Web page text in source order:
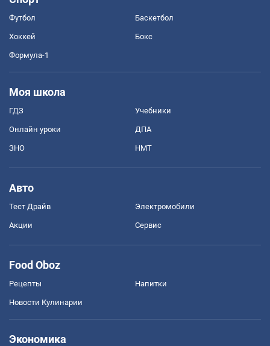
Футбол Баскетбол
Хоккей Бокс
Формула-1
Моя школа
ГДЗ Учебники
Онлайн уроки ДПА
ЗНО НМТ
Авто
Тест Драйв Электромобили
Акции Сервис
Food Oboz
Рецепты Напитки
Новости Кулинарии
Экономика